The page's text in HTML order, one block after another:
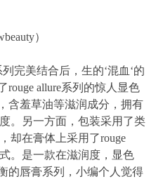
）
完美结合后，生的‘混血‘的
allure系列的惊人显色
含羞草油等滋润成分，拥有
。另一方面，包装采用了类
却在膏体上采用了rouge
。是一款在滋润度，显色
的唇膏系列，小编个人觉得